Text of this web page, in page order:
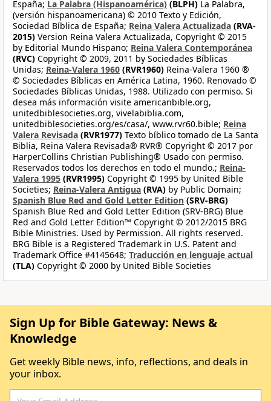
España; La Palabra (Hispanoamérica) (BLPH) La Palabra,
(versión hispanoamericana) © 2010 Texto y Edición,
Sociedad Bíblica de España; Reina Valera Actualizada (RVA-
2015) Version Reina Valera Actualizada, Copyright © 2015
by Editorial Mundo Hispano; Reina Valera Contemporánea
(RVC) Copyright © 2009, 2011 by Sociedades Bíblicas
Unidas; Reina-Valera 1960 (RVR1960) Reina-Valera 1960 ®
© Sociedades Bíblicas en América Latina, 1960. Renovado ©
Sociedades Bíblicas Unidas, 1988. Utilizado con permiso. Si
desea más información visite americanbible.org,
unitedbiblesocieties.org, vivelabiblia.com,
unitedbiblesocieties.org/es/casa/, www.rvr60.bible; Reina
Valera Revisada (RVR1977) Texto bíblico tomado de La Santa
Biblia, Reina Valera Revisada® RVR® Copyright © 2017 por
HarperCollins Christian Publishing® Usado con permiso.
Reservados todos los derechos en todo el mundo.; Reina-
Valera 1995 (RVR1995) Copyright © 1995 by United Bible
Societies; Reina-Valera Antigua (RVA) by Public Domain;
Spanish Blue Red and Gold Letter Edition (SRV-BRG)
Spanish Blue Red and Gold Letter Edition (SRV-BRG) Blue
Red and Gold Letter Edition™ Copyright © 2012/2015 BRG
Bible Ministries. Used by Permission. All rights reserved.
BRG Bible is a Registered Trademark in U.S. Patent and
Trademark Office #4145648; Traducción en lenguaje actual
(TLA) Copyright © 2000 by United Bible Societies
Sign Up for Bible Gateway: News &
Knowledge
Get weekly Bible news, info, reflections, and deals in
your inbox.